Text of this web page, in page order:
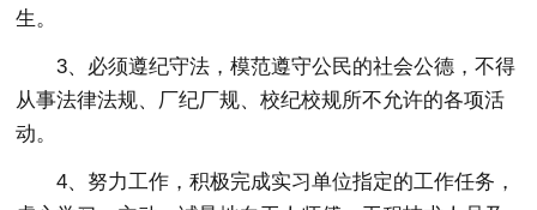
生。
3、必须遵纪守法，模范遵守公民的社会公德，不得
从事法律法规、厂纪厂规、校纪校规所不允许的各项活
动。
4、努力工作，积极完成实习单位指定的工作任务，